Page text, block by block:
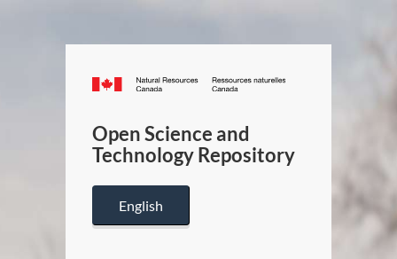
Canada.ca
/
Canada
Open Science and
Technology Repository
English